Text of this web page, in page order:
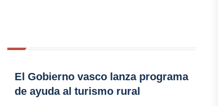
El Gobierno vasco lanza programa
de ayuda al turismo rural